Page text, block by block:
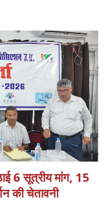
6 सूत्रीय मांग, 15
की चेतावनी